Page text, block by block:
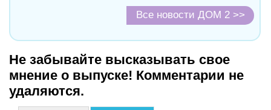
Все новости ДОМ 2 >>
Не забывайте высказывать свое
мнение о выпуске! Комментарии не
удаляются.